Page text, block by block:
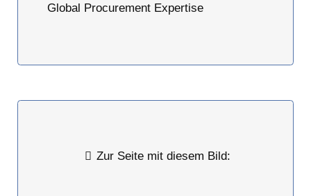
Global Procurement Expertise
Zur Seite mit diesem Bild: